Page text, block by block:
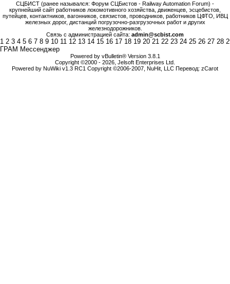
СЦБИСТ (ранее назывался: Форум СЦБистов - Railway Automation Forum) -
крупнейший сайт работников локомотивного хозяйства, движенцев, эсцебистов,
путейцев, контактников, вагонников, связистов, проводников, работников ЦФТО, ИВЦ
железных дорог, дистанций погрузочно-разгрузочных работ и других
железнодорожников.
Связь с администрацией сайта: admin@scbist.com
1 2 3 4 5 6 7 8 9 10 11 12 13 14 15 16 17 18 19 20 21 22 23 24 25 26 27 28
ГРАМ Мессенджер
Powered by vBulletin® Version 3.8.1
Copyright ©2000 - 2026, Jelsoft Enterprises Ltd.
Powered by NuWiki v1.3 RC1 Copyright ©2006-2007, NuHit, LLC Перевод: zCarot